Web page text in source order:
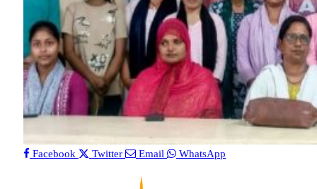
Facebook Twitter Email WhatsApp